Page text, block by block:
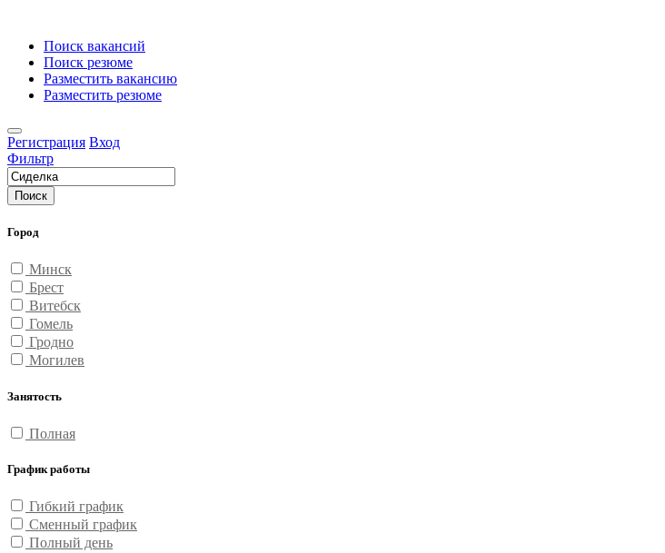
Поиск вакансий
Поиск резюме
Разместить вакансию
Разместить резюме
Регистрация Вход
Фильтр
Поиск
Город
Минск
Брест
Витебск
Гомель
Гродно
Могилев
Занятость
Полная
График работы
Гибкий график
Сменный график
Полный день